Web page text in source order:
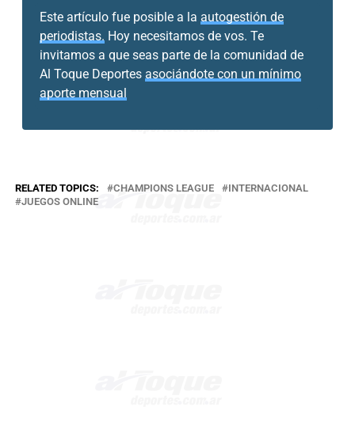
Este artículo fue posible a la autogestión de
periodistas. Hoy necesitamos de vos. Te
invitamos a que seas parte de la comunidad de
Al Toque Deportes asociándote con un mínimo
aporte mensual
RELATED TOPICS: CHAMPIONS LEAGUE
INTERNACIONAL
JUEGOS ONLINE